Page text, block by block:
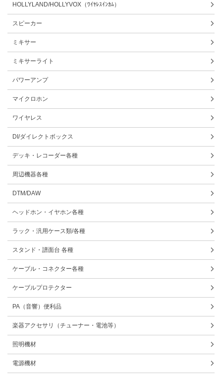
HOLLYLAND/HOLLYVOX（ﾜｲﾔﾚｽｲﾝｶﾑ）
スピーカー
ミキサー
ミキサーライト
パワーアンプ
マイクロホン
ワイヤレス
DI/ダイレクトボックス
デッキ・レコーダー各種
周辺機器各種
DTM/DAW
ヘッドホン・イヤホン各種
ラック・汎用ケース類/各種
スタンド・譜面台 各種
ケーブル・コネクター各種
ケーブルプロテクター
PA（音響）便利品
楽器アクセサリ（チューナー・電池等）
照明機材
電源機材